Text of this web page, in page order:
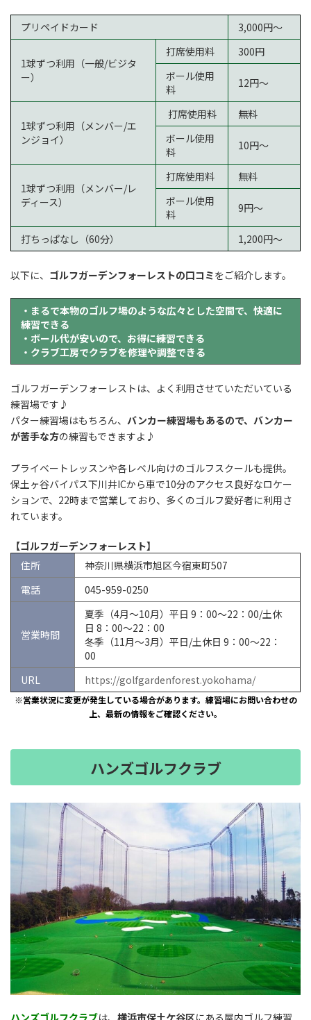
プリペイドカード 3,000円～
1球ずつ利用（一般/ビジタ
ー）
打席使用料
300円
ボール使用
料
12円～
1球ずつ利用（メンバー/エ
ンジョイ）
打席使用料
無料
ボール使用
料
10円～
1球ずつ利用（メンバー/レ
ディース）
打席使用料
無料
ボール使用
料
9円～
打ちっぱなし（60分） 1,200円～
以下に、 ゴルフガーデンフォーレストの口コミをご紹介します。
・まるで本物のゴルフ場のような広々とした空間で、快適に
練習できる
・ボール代が安いので、お得に練習できる
・クラブ工房でクラブを修理や調整できる
ゴルフガーデンフォーレストは、よく利用させていただいている
練習場です♪
パター練習場はもちろん、 バンカー練習場もあるので、バンカー
が苦手な方の練習もできますよ♪
プライベートレッスンや各レベル向けのゴルフスクールも提供。
保土ヶ谷バイパス下川井ICから車で10分のアクセス良好なロケー
ションで、22時まで営業しており、多くのゴルフ愛好者に利用さ
れています。
【ゴルフガーデンフォーレスト】
住所
神奈川県横浜市旭区今宿東町507
電話
045-959-0250
営業時間
夏季（4月～10月）平日 9：00～22：00/土休
日 8：00～22：00
冬季（11月～3月）平日/土休日 9：00～22：
00
URL
https://golfgardenforest.yokohama/
※営業状況に変更が発生している場合があります。練習場にお問い合わせの
上、最新の情報をご確認ください。
ハンズゴルフクラブ